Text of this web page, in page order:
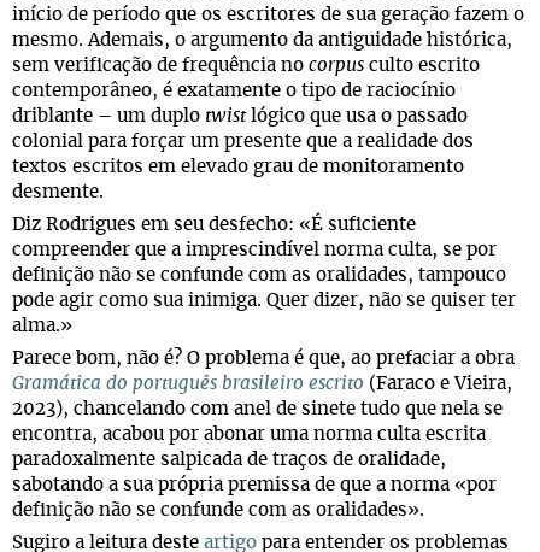
início de período que os escritores de sua geração fazem o
mesmo. Ademais, o argumento da antiguidade histórica,
sem verificação de frequência no corpus culto escrito
contemporâneo, é exatamente o tipo de raciocínio
driblante – um duplo twistlógico que usa o passado
colonial para forçar um presente que a realidade dos
textos escritos em elevado grau de monitoramento
desmente.
Diz Rodrigues em seu desfecho: «É suficiente
compreender que a imprescindível norma culta, se por
definição não se confunde com as oralidades, tampouco
pode agir como sua inimiga. Quer dizer, não se quiser ter
alma.»
Parece bom, não é? O problema é que, ao prefaciar a obra
Gramática do português brasileiro escrito (Faraco e Vieira,
2023), chancelando com anel de sinete tudo que nela se
encontra, acabou por abonar uma norma culta escrita
paradoxalmente salpicada de traços de oralidade,
sabotando a sua própria premissa de que a norma «por
definição não se confunde com as oralidades».
Sugiro a leitura deste artigo para entender os problemas